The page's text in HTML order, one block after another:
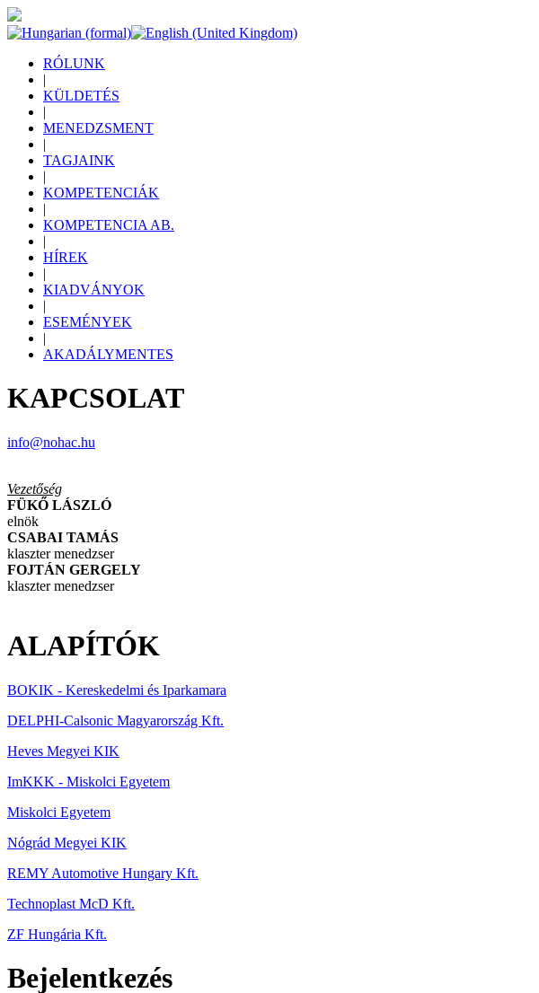
RÓLUNK
|
KÜLDETÉS
|
MENEDZSMENT
|
TAGJAINK
|
KOMPETENCIÁK
|
KOMPETENCIA AB.
|
HÍREK
|
KIADVÁNYOK
|
ESEMÉNYEK
|
AKADÁLYMENTES
KAPCSOLAT
info@nohac.hu
Vezetőség
FÜKŐ LÁSZLÓ
elnök
CSABAI TAMÁS
klaszter menedzser
FOJTÁN GERGELY
klaszter menedzser
ALAPÍTÓK
BOKIK - Kereskedelmi és Iparkamara
DELPHI-Calsonic Magyarország Kft.
Heves Megyei KIK
ImKKK - Miskolci Egyetem
Miskolci Egyetem
Nógrád Megyei KIK
REMY Automotive Hungary Kft.
Technoplast McD Kft.
ZF Hungária Kft.
Bejelentkezés